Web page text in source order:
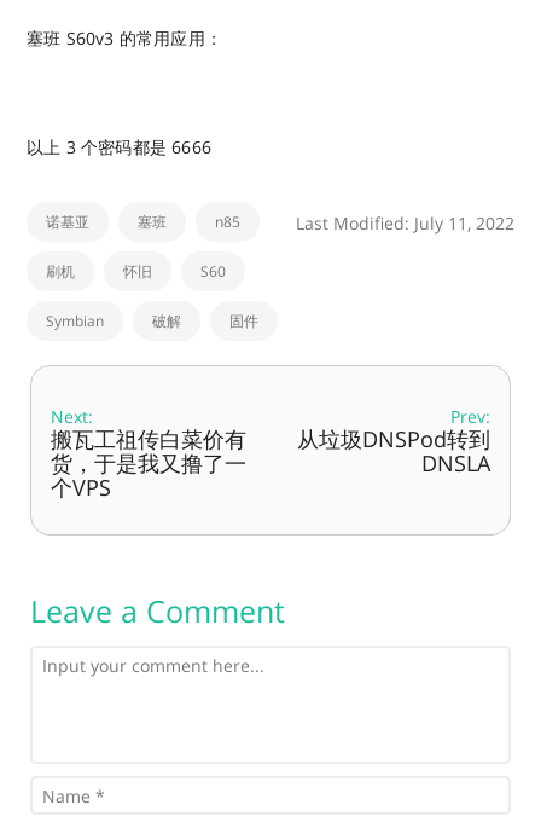
塞班 S60v3 的常用应用：
以上 3 个密码都是 6666
诺基亚 塞班 n85
刷机 怀旧 S60
Symbian 破解 固件
Last Modified: July 11, 2022
Next:
搬瓦工祖传白菜价有
货，于是我又撸了一
个VPS
Prev:
从垃圾DNSPod转到
DNSLA
Leave a Comment